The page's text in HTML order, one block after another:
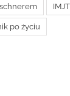
IMJT
po życiu